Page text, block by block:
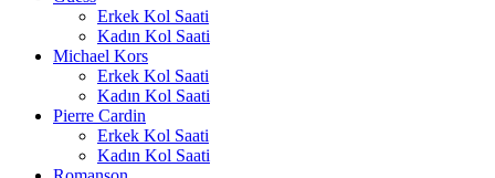
Erkek Kol Saati
Kadın Kol Saati
Michael Kors
Erkek Kol Saati
Kadın Kol Saati
Pierre Cardin
Erkek Kol Saati
Kadın Kol Saati